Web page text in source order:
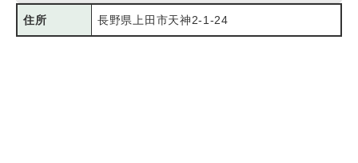
住所 長野県上田市天神2-1-24